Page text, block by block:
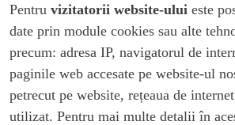
Pentru vizitatorii website-ului este
date prin module cookies sau alte
precum: adresa IP, navigatorul de
paginile web accesate pe website-ul
petrecut pe website, rețeaua de
utilizat. Pentru mai multe detalii în